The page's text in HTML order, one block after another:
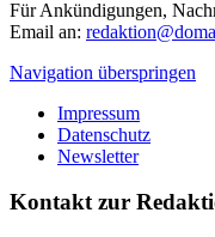
Für Ankündigungen,
Email an:
Navigation überspringen
Impressum
Datenschutz
Newsletter
Kontakt zur